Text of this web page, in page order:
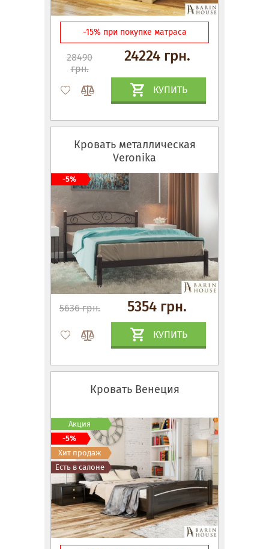
-15% при покупке матраса
28490
грн.
24224 грн.
КУПИТЬ
Кровать металлическая
Veronika
5636 грн. 5354 грн.
КУПИТЬ
-5%
Кровать Венеция
Акция
-5%
Хит продаж
Есть в салоне